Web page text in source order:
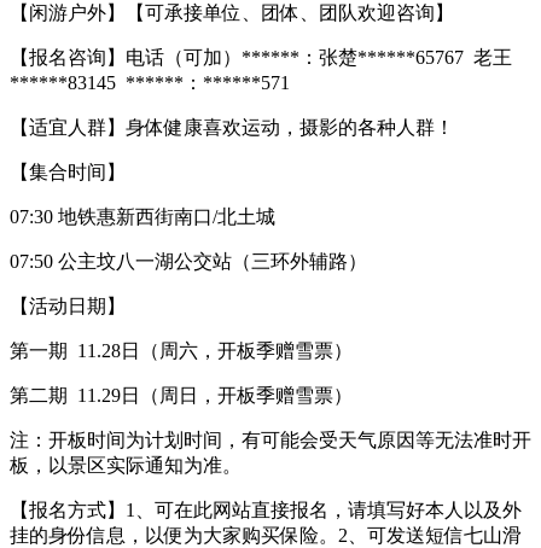
【闲游户外】【可承接单位、团体、团队欢迎咨询】
【报名咨询】电话（可加）******：张楚******65767 老王
******83145 ******：******571
【适宜人群】身体健康喜欢运动，摄影的各种人群！
【集合时间】
07:30 地铁惠新西街南口/北土城
07:50 公主坟八一湖公交站（三环外辅路）
【活动日期】
第一期 11.28日（周六，开板季赠雪票）
第二期 11.29日（周日，开板季赠雪票）
注：开板时间为计划时间，有可能会受天气原因等无法准时开
板，以景区实际通知为准。
【报名方式】1、可在此网站直接报名，请填写好本人以及外
挂的身份信息，以便为大家购买保险。2、可发送短信七山滑